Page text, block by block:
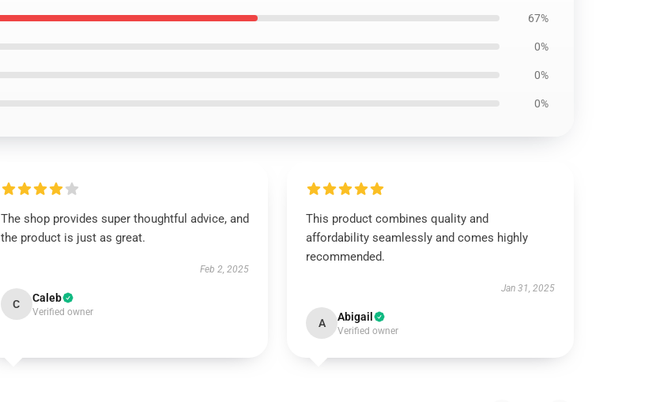
67%
0%
0%
0%
The shop provides super thoughtful advice, and
the product is just as great.
Feb 2, 2025
C Caleb
Verified owner
This product combines quality and
affordability seamlessly and comes highly
recommended.
Jan 31, 2025
A Abigail
Verified owner